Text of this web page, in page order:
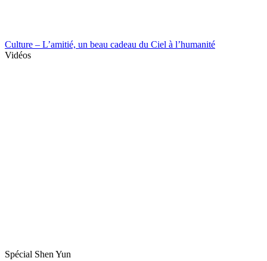
Culture – L’amitié, un beau cadeau du Ciel à l’humanité
Vidéos
Spécial Shen Yun